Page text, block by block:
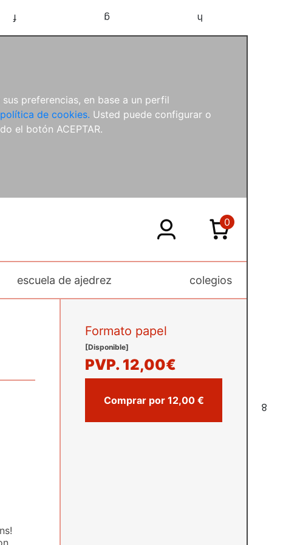
preferencias, en base a un perfil
de cookies. Usted puede configurar o
el botón ACEPTAR.
f g h
8
escuela de ajedrez colegios
0
Formato papel
[Disponible]
PVP. 12,00€
Comprar por 12,00 €